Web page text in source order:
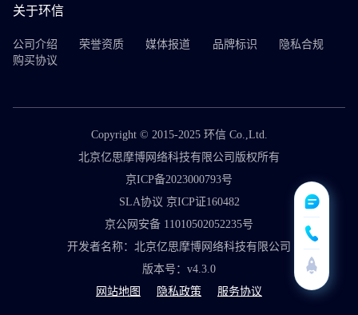
关于环信
公司介绍 荣誉资质 媒体报道 品牌标识
隐私合规
购买协议
Copyright © 2015-2025 环信 Co.,Ltd.
北京亿思摩博网络科技有限公司版权所有
京ICP备2023000793号
SLA协议 京ICP证160482
京公网安备 11010502052235号
开发者名称：北京亿思摩博网络科技有限公司
版本号：v4.3.0
网站地图
隐私政策 服务协议